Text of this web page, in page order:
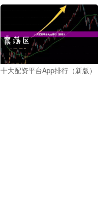
十大配资平台App排行（新版）